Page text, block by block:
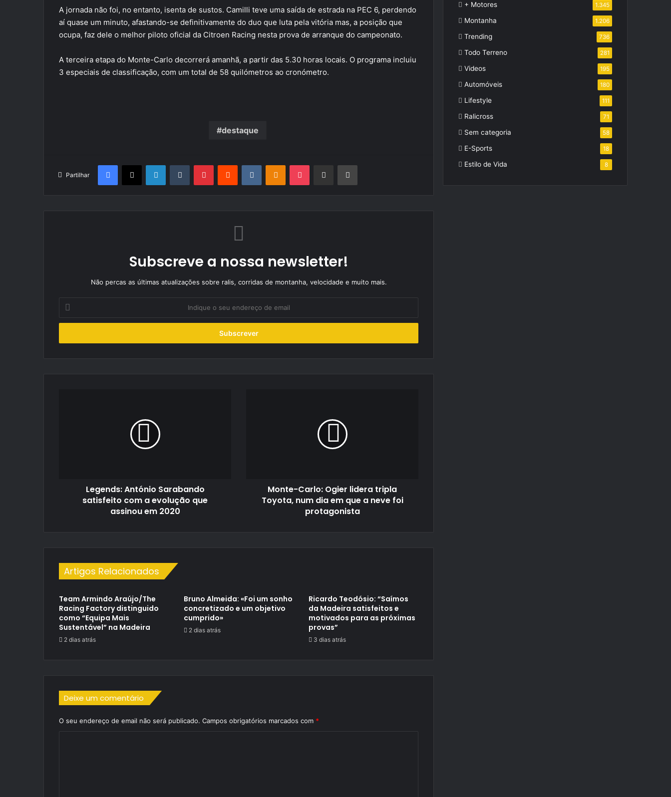
A jornada não foi, no entanto, isenta de sustos. Camilli teve uma saída de estrada na PEC 6, perdendo
aí quase um minuto, afastando-se definitivamente do duo que luta pela vitória mas, a posição que
ocupa, faz dele o melhor piloto oficial da Citroen Racing nesta prova de arranque do campeonato.
A terceira etapa do Monte-Carlo decorrerá amanhã, a partir das 5.30 horas locais. O programa incluiu
3 especiais de classificação, com um total de 58 quilómetros ao cronómetro.
destaque
Partilhar
Facebook
X LinkedInTumblr PinterestReddit VKontakteOdnoklassniki
Pocket Partilhar Via Email Imprimir
Subscreve a nossa newsletter!
Não percas as últimas atualizações sobre ralis, corridas de montanha, velocidade e muito mais.
seu
de
Legends: António Sarabando
satisfeito com a evolução que
assinou em 2020
Monte-Carlo: Ogier lidera tripla
Toyota, num dia em que a neve foi
protagonista
Artigos Relacionados
Team Armindo Araújo/The
Racing Factory distinguido
como “Equipa Mais
Sustentável” na Madeira
2 dias atrás
Bruno Almeida: «Foi um sonho
concretizado e um objetivo
cumprido»
2 dias atrás
Ricardo Teodósio: “Saímos
da Madeira satisfeitos e
motivados para as próximas
provas”
3 dias atrás
Deixe um comentário
O seu endereço de email não será publicado. Campos obrigatórios marcados com *
+ Motores 1.345
Montanha 1.206
Trending 736
Todo Terreno 281
Videos 195
Automóveis 180
Lifestyle 111
Ralicross 71
Sem categoria 58
E-Sports 18
Estilo de Vida 8